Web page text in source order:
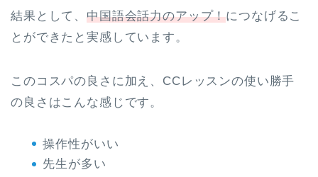
結果として、中国語会話力のアップ！につなげるこ
とができたと実感しています。
このコスパの良さに加え、CCレッスンの使い勝手
の良さはこんな感じです。
操作性がいい
先生が多い